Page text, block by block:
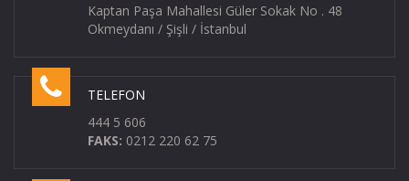
Kaptan Paşa Mahallesi Güler Sokak No . 48
Okmeydanı / Şişli / İstanbul
TELEFON
444 5 606
FAKS: 0212 220 62 75